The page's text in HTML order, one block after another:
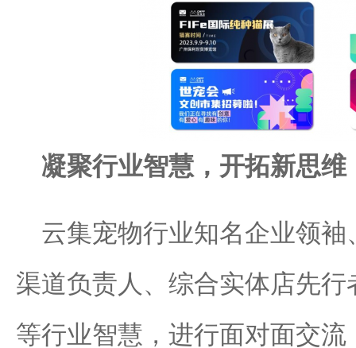
凝聚行业智慧，开拓新思维
云集宠物行业知名企业领
渠道负责人、综合实体店先
等行业智慧，进行面对面交